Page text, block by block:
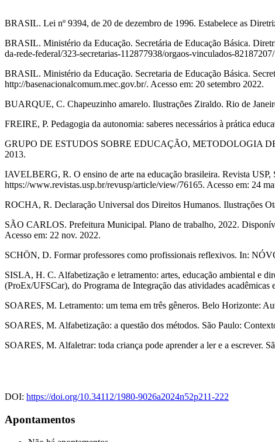
BRASIL. Lei nº 9394, de 20 de dezembro de 1996. Estabelece as
BRASIL. Ministério da Educação. Secretária de Educação Básica.
da-rede-federal/323-secretarias-112877938/orgaos-vinculados-
BRASIL. Ministério da Educação. Secretaria de Educação Básica.
http://basenacionalcomum.mec.gov.br/. Acesso em: 20 setembro 2022.
BUARQUE, C. Chapeuzinho amarelo. Ilustrações Ziraldo. Rio de
FREIRE, P. Pedagogia da autonomia: saberes necessários à prática
GRUPO DE ESTUDOS SOBRE EDUCAÇÃO, METODOLOGIA DE
2013.
IAVELBERG, R. O ensino de arte na educação brasileira. Revista
https://www.revistas.usp.br/revusp/article/view/76165. Acesso em: 24
ROCHA, R. Declaração Universal dos Direitos Humanos. Ilustrações
SÃO CARLOS. Prefeitura Municipal. Plano de trabalho, 2022.
Acesso em: 22 nov. 2022.
SCHÖN, D. Formar professores como profissionais reflexivos. In:
SISLA, H. C. Alfabetização e letramento: artes, educação ambiental e
(ProEx/UFSCar), do Programa de Integração das atividades
SOARES, M. Letramento: um tema em três gêneros. Belo Horizonte:
SOARES, M. Alfabetização: a questão dos métodos. São Paulo:
SOARES, M. Alfaletrar: toda criança pode aprender a ler e a escrever.
DOI: https://doi.org/10.34112/1980-9026a2024n52p211-222
Apontamentos